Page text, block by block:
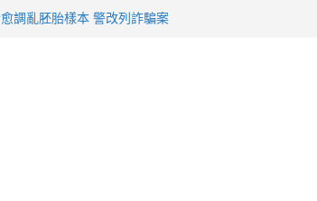
調亂胚胎樣本 警改列詐騙案